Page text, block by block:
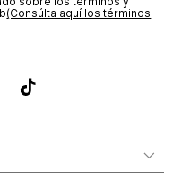
(Consúlta aquí los términos